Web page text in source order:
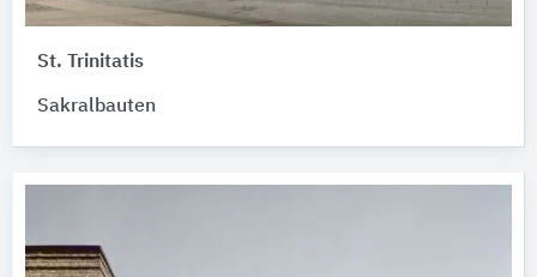
St. Trinitatis
Sakralbauten